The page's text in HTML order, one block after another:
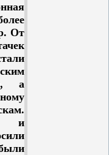
о
об
к
к
От
а
и